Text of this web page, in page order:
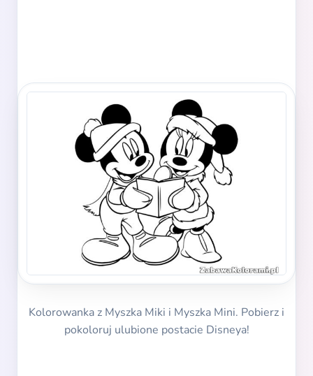
Kolorowanka z Myszka Miki i Myszka Mini. Pobierz i
pokoloruj ulubione postacie Disneya!